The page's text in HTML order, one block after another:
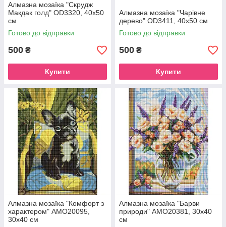
Алмазна мозаїка "Скрудж
Макдак голд" OD3320, 40х50
см
Готово до відправки
500 ₴
Купити
Алмазна мозаїка "Чарівне
дерево" OD3411, 40х50 см
Готово до відправки
500 ₴
Купити
Алмазна мозаїка "Комфорт з
характером" AMO20095,
30х40 см
Алмазна мозаїка "Барви
природи" AMO20381, 30х40
см